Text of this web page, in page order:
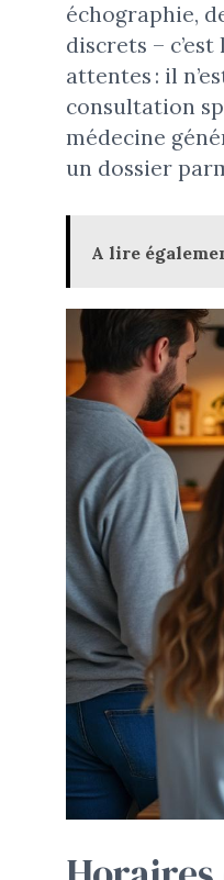
échographie,
discrets –
attentes : il
consultation
médecine
un dossier
A lire